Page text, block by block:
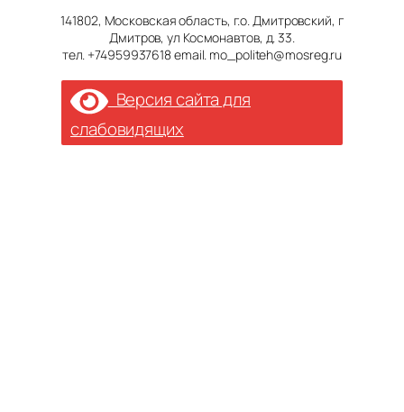
141802, Московская область, г.о. Дмитровский, г
Дмитров, ул Космонавтов, д. 33.
тел. +74959937618 email. mo_politeh@mosreg.ru
Версия сайта для
слабовидящих